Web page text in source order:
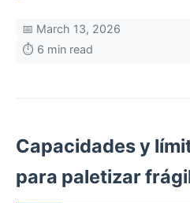
📅 March 13, 2026
⏱️ 6 min read
Capacidades y
para paletizar